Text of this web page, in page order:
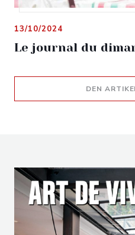
Le journal du
13/10/2024
DEN